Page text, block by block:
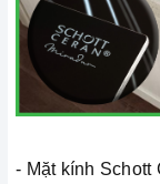
- Mặt kính Schott